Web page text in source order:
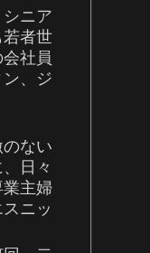
ニア
者世
社員
、ジ
ない
日々
主婦
ニッ